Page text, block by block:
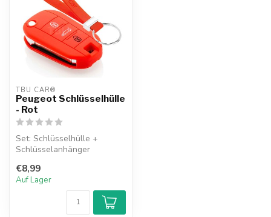
TBU CAR®
Peugeot Schlüsselhülle
- Rot
Set: Schlüsselhülle +
Schlüsselanhänger
€8,99
Auf Lager